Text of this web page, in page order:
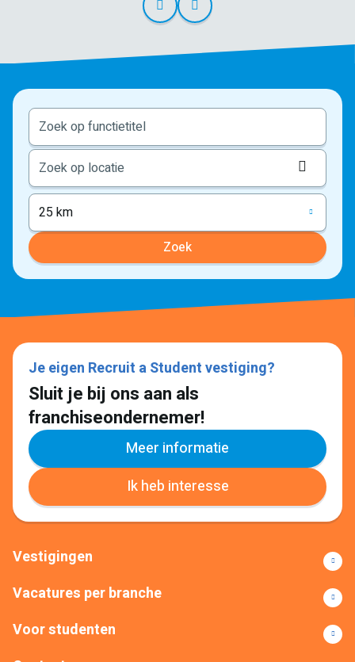
25 km
Zoek
Je eigen Recruit a Student vestiging?
Sluit je bij ons aan als
franchiseondernemer!
Meer informatie
Ik heb interesse
Vestigingen
Vacatures per branche
Voor studenten